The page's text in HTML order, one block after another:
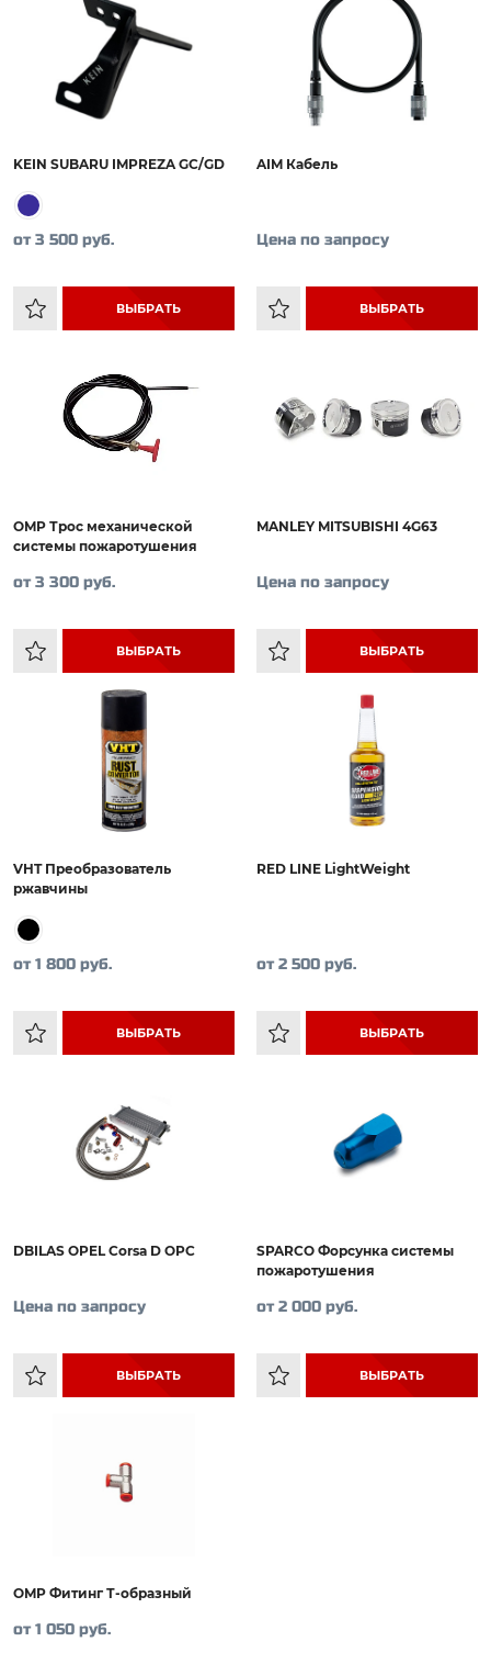
KEIN SUBARU IMPREZA GC/GD
от 3 500 руб.
ВЫБРАТЬ
AIM Кабель
Цена по запросу
ВЫБРАТЬ
OMP Трос механической
системы пожаротушения
от 3 300 руб.
ВЫБРАТЬ
MANLEY MITSUBISHI 4G63
Цена по запросу
ВЫБРАТЬ
VHT Преобразователь
ржавчины
от 1 800 руб.
ВЫБРАТЬ
RED LINE LightWeight
от 2 500 руб.
ВЫБРАТЬ
DBILAS OPEL Corsa D OPC
Цена по запросу
ВЫБРАТЬ
SPARCO Форсунка системы
пожаротушения
от 2 000 руб.
ВЫБРАТЬ
OMP Фитинг Т-образный
от 1 050 руб.